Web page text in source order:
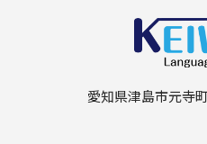
愛知県津島市元寺